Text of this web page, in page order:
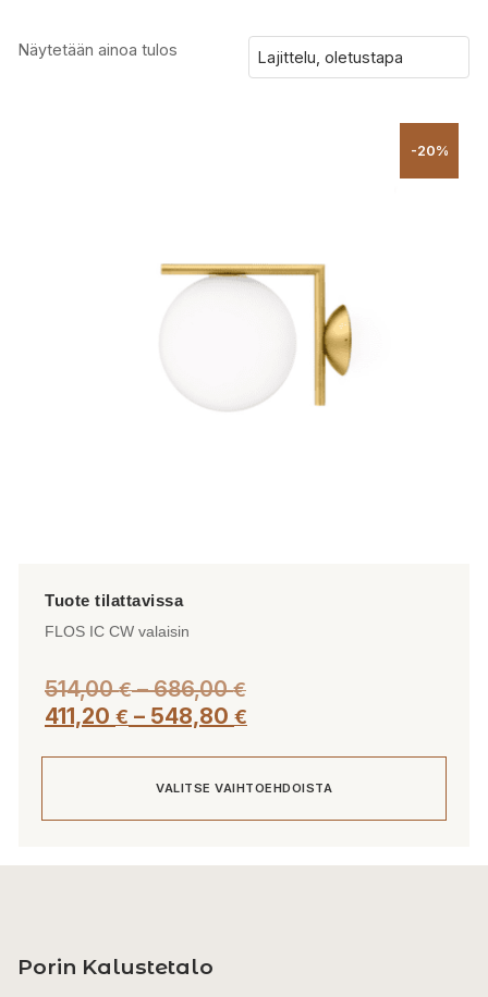
Näytetään ainoa tulos
-20%
FLOS IC CW valaisin
514,00€ – 686,00€Hintaluokka:
514,00 €
411,20 € – 548,80 €
548,80 €
VALITSE VAIHTOEHDOISTA
muunnelma.
Porin Kalustetalo